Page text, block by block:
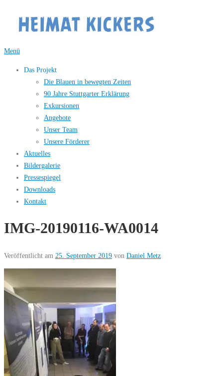
Inhalt
springen
Menü
Das Projekt
Die Blauen in bewegten Zeiten
90 Jahre Stuttgarter Erklärung
Exkursionen
Angebote
Unser Team
Unsere Förderer
Aktuelles
Bildergalerie
Pressespiegel
Downloads
Kontakt
IMG-20190116-WA0014
Veröffentlicht am 25. September 2019 von Daniel Metz